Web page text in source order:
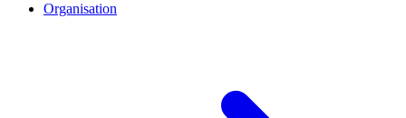
Organisation